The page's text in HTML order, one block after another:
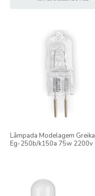
Lâmpada Modelagem Greika
Eg-250b/k150a 75w 2200v